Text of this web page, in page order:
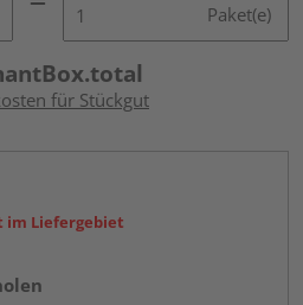
Paket(e)
für Stückgut
im Liefergebiet